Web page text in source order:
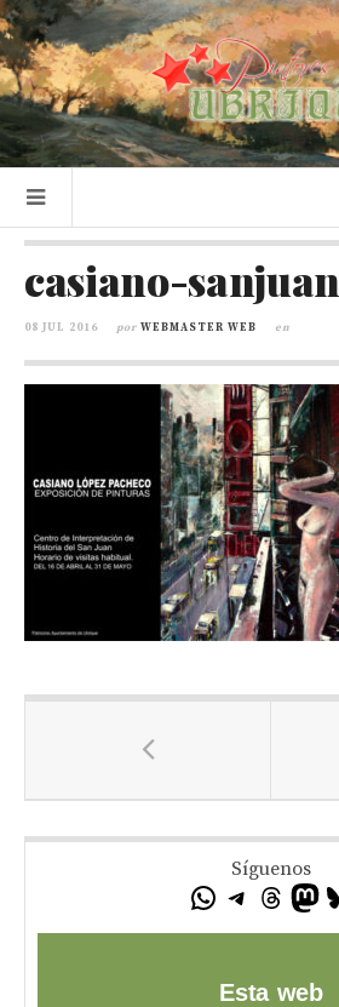
casiano-sanjuan
08 JUL 2016 por WEBMASTER WEB en
Síguenos
Esta web